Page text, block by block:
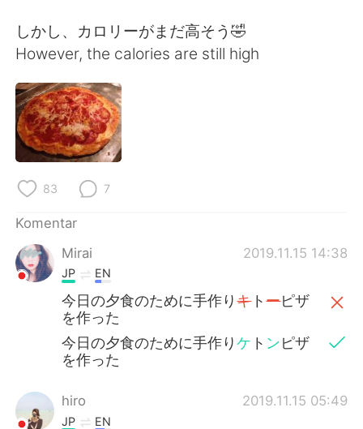
Deutsch 日本語
한국어
ไทย
しかし、カロリーがまだ高そう🤣
However, the calories are still high
83 7
Komentar
Mirai
2019.11.15 14:38
JP EN
今日の夕食のために手作りキトーピザ
を作った
今日の夕食のために手作りケ ト ンピザ
を作った
hiro 2019.11.15 05:49
JP EN